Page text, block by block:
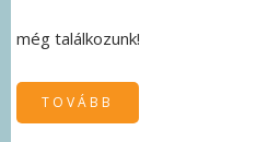
még találkozunk!
TOVÁBB
VOLT
M.